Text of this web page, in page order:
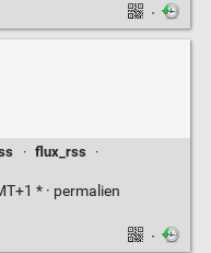
·
· flux_rss
·
* · permalien
·